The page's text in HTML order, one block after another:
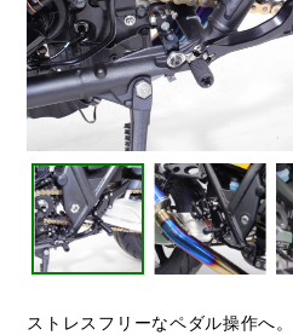
ストレスフリーなペダル操作へ。